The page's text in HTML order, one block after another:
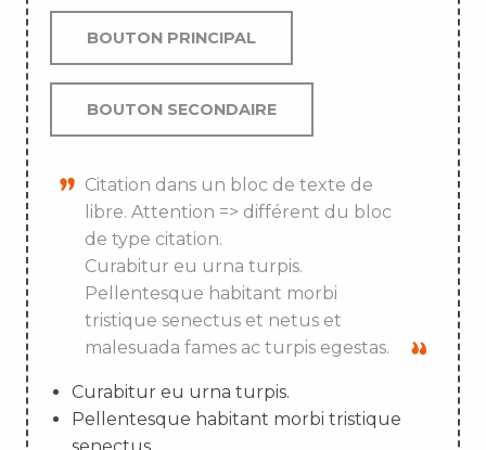
BOUTON PRINCIPAL
BOUTON SECONDAIRE
Citation dans un bloc de texte de
libre. Attention => différent du bloc
de type citation.
Curabitur eu urna turpis.
Pellentesque habitant morbi
tristique senectus et netus et
malesuada fames ac turpis egestas.
Curabitur eu urna turpis.
Pellentesque habitant morbi tristique